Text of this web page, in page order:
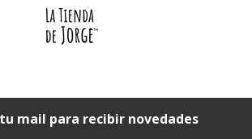
mail para recibir novedades